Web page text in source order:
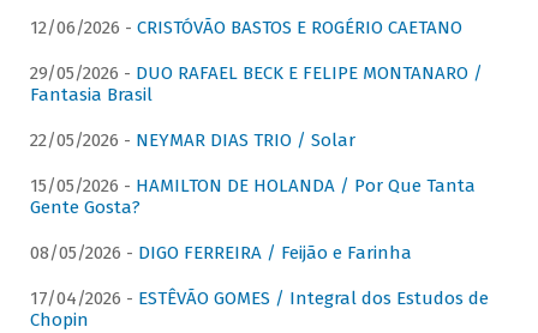
12/06/2026 - CRISTÓVÃO BASTOS E ROGÉRIO CAETANO
29/05/2026 - DUO RAFAEL BECK E FELIPE MONTANARO /
Fantasia Brasil
22/05/2026 - NEYMAR DIAS TRIO / Solar
15/05/2026 - HAMILTON DE HOLANDA / Por Que Tanta
Gente Gosta?
08/05/2026 - DIGO FERREIRA / Feijão e Farinha
17/04/2026 - ESTÊVÃO GOMES / Integral dos Estudos de
Chopin